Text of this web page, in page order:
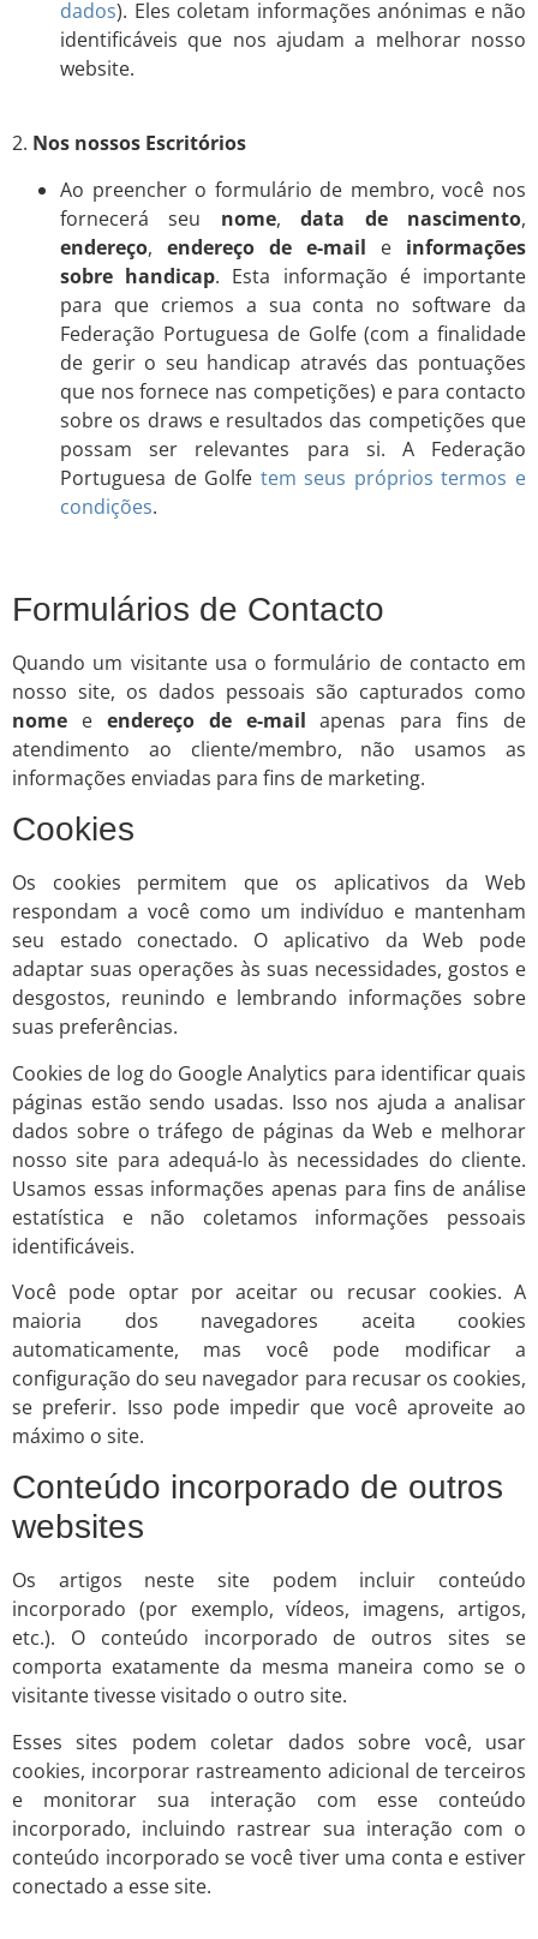
dados). Eles coletam informações anónimas e não
identificáveis que nos ajudam a melhorar nosso
website.
2. Nos nossos Escritórios
Ao preencher o formulário de membro, você nos
fornecerá seu nome,data de nascimento,
endereço, endereço de e-mail e informações
sobre handicap. Esta informação é importante
para que criemos a sua conta no software da
Federação Portuguesa de Golfe (com a finalidade
de gerir o seu handicap através das pontuações
que nos fornece nas competições) e para contacto
sobre os draws e resultados das competições que
possam ser relevantes para si. A Federação
Portuguesa de Golfe tem seus próprios termos e
condições.
Formulários de Contacto
Quando um visitante usa o formulário de contacto em
nosso site, os dados pessoais são capturados como
nome e endereço de e-mail apenas para fins de
atendimento ao cliente/membro, não usamos as
informações enviadas para fins de marketing.
Cookies
Os cookies permitem que os aplicativos da Web
respondam a você como um indivíduo e mantenham
seu estado conectado. O aplicativo da Web pode
adaptar suas operações às suas necessidades, gostos e
desgostos, reunindo e lembrando informações sobre
suas preferências.
Cookies de log do Google Analytics para identificar quais
páginas estão sendo usadas. Isso nos ajuda a analisar
dados sobre o tráfego de páginas da Web e melhorar
nosso site para adequá-lo às necessidades do cliente.
Usamos essas informações apenas para fins de análise
estatística e não coletamos informações pessoais
identificáveis.
Você pode optar por aceitar ou recusar cookies. A
maioria dos navegadores aceita cookies
automaticamente, mas você pode modificar a
configuração do seu navegador para recusar os cookies,
se preferir. Isso pode impedir que você aproveite ao
máximo o site.
Conteúdo incorporado de outros
websites
Os artigos neste site podem incluir conteúdo
incorporado (por exemplo, vídeos, imagens, artigos,
etc.). O conteúdo incorporado de outros sites se
comporta exatamente da mesma maneira como se o
visitante tivesse visitado o outro site.
Esses sites podem coletar dados sobre você, usar
cookies, incorporar rastreamento adicional de terceiros
e monitorar sua interação com esse conteúdo
incorporado, incluindo rastrear sua interação com o
conteúdo incorporado se você tiver uma conta e estiver
conectado a esse site.